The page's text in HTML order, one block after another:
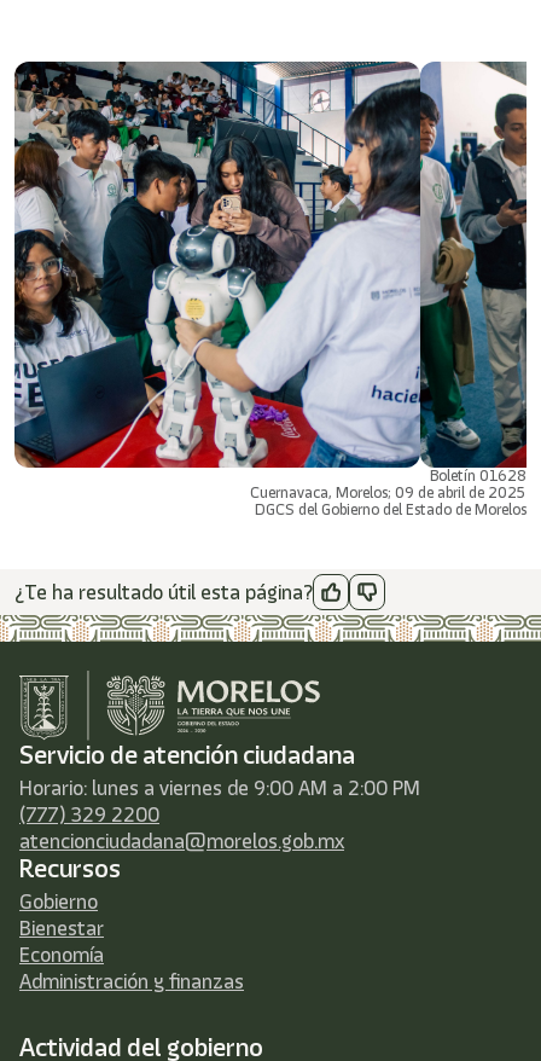
Boletín 01628
Cuernavaca, Morelos; 09 de abril de 2025
DGCS del Gobierno del Estado de Morelos
¿Te ha resultado útil esta página?
Servicio de atención ciudadana
Horario: lunes a viernes de 9:00 AM a 2:00 PM
(777) 329 2200
atencionciudadana@morelos.gob.mx
Recursos
Gobierno
Bienestar
Economía
Administración y finanzas
Actividad del gobierno